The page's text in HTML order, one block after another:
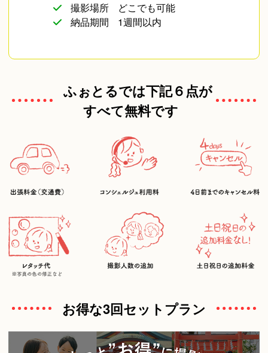
撮影場所
どこでも可能
納品期間
1週間以内
ふぉとるでは下記６点が
すべて無料です
お得な3回セットプラン